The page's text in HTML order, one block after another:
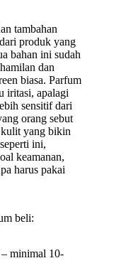
tambahan
produk yang
bahan ini sudah
dan
biasa. Parfum
iritasi, apalagi
sensitif dari
orang sebut
kulit yang bikin
ini,
keamanan,
harus pakai
beli:
minimal 10-